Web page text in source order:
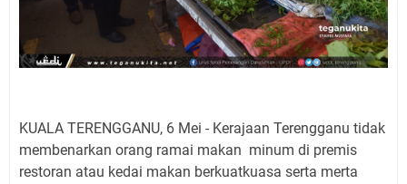
KUALA TERENGGANU, 6 Mei - Kerajaan Terengganu tidak
membenarkan orang ramai makan minum di premis
restoran atau kedai makan berkuatkuasa serta merta